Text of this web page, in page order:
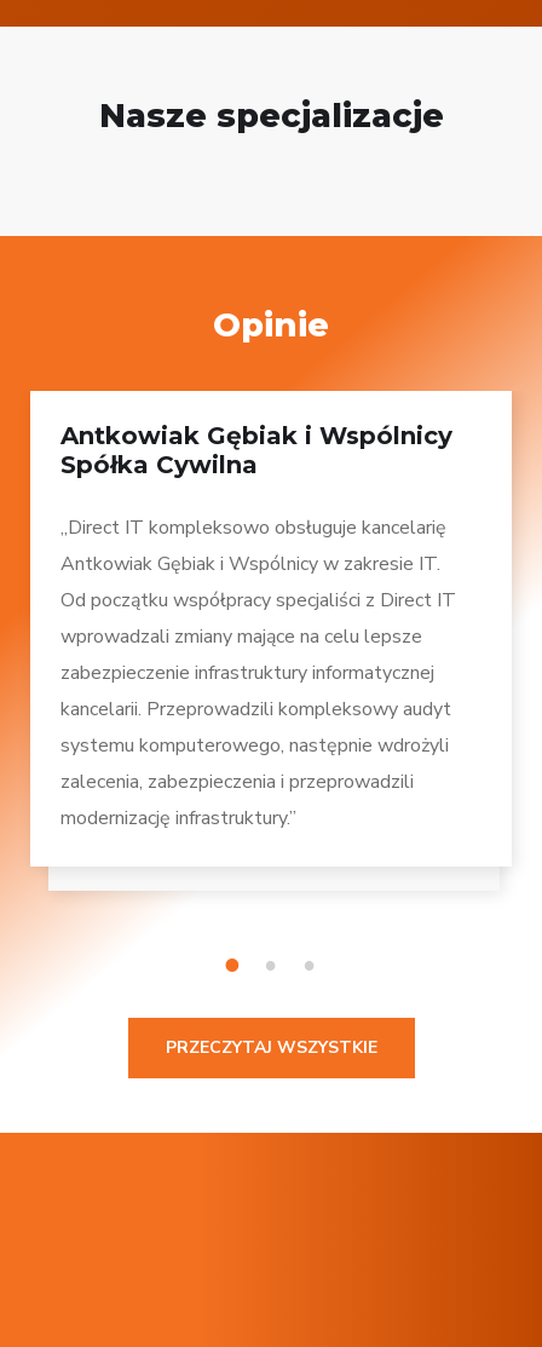
Nasze specjalizacje
Opinie
Antkowiak Gębiak i Wspólnicy
Spółka Cywilna
„Direct IT kompleksowo obsługuje kancelarię
Antkowiak Gębiak i Wspólnicy w zakresie IT.
Od początku współpracy specjaliści z Direct IT
wprowadzali zmiany mające na celu lepsze
zabezpieczenie infrastruktury informatycznej
kancelarii. Przeprowadzili kompleksowy audyt
systemu komputerowego, następnie wdrożyli
zalecenia, zabezpieczenia i przeprowadzili
modernizację infrastruktury.”
1 2 3
PRZECZYTAJ WSZYSTKIE